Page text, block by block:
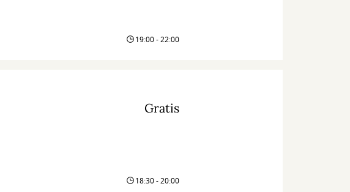
19:00 - 22:00
Gratis
18:30 - 20:00